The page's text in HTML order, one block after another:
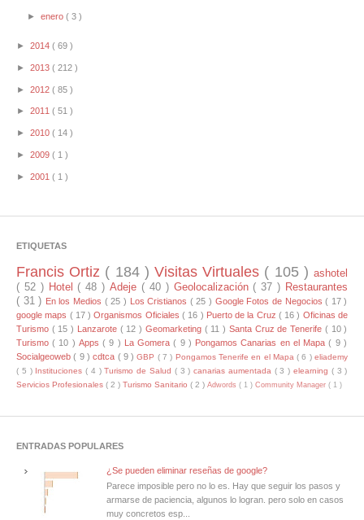
►enero( 3 )
► 2014 ( 69 )
► 2013 ( 212 )
► 2012 ( 85 )
► 2011 ( 51 )
► 2010 ( 14 )
► 2009 ( 1 )
► 2001 ( 1 )
ETIQUETAS
Francis Ortiz ( 184 )Visitas Virtuales ( 105 )ashotel
( 52 ) Hotel ( 48 )Adeje ( 40 ) Geolocalización ( 37 ) Restaurantes
( 31 ) En los Medios ( 25 ) Los Cristianos ( 25 ) Google Fotos de Negocios( 17 )
google maps ( 17 )Organismos Oficiales ( 16 ) Puerto de la Cruz ( 16 ) Oficinas de
Turismo ( 15 ) Lanzarote ( 12 ) Geomarketing ( 11 ) Santa Cruz de Tenerife ( 10 )
Turismo( 10 ) Apps( 9 ) La Gomera( 9 ) Pongamos Canarias en el Mapa( 9 )
Socialgeoweb( 9 )cdtca ( 9 )GBP ( 7 ) Pongamos Tenerife en el Mapa( 6 )eliademy
( 5 ) Instituciones( 4 )Turismo de Salud ( 3 )canarias aumentada ( 3 ) elearning ( 3 )
Servicios Profesionales ( 2 ) Turismo Sanitario ( 2 ) Adwords ( 1 ) Community Manager ( 1 )
ENTRADAS POPULARES
¿Se pueden eliminar reseñas de google?
Parece imposible pero no lo es. Hay que seguir los pasos y
armarse de paciencia, algunos lo logran. pero solo en casos
muy concretos esp...